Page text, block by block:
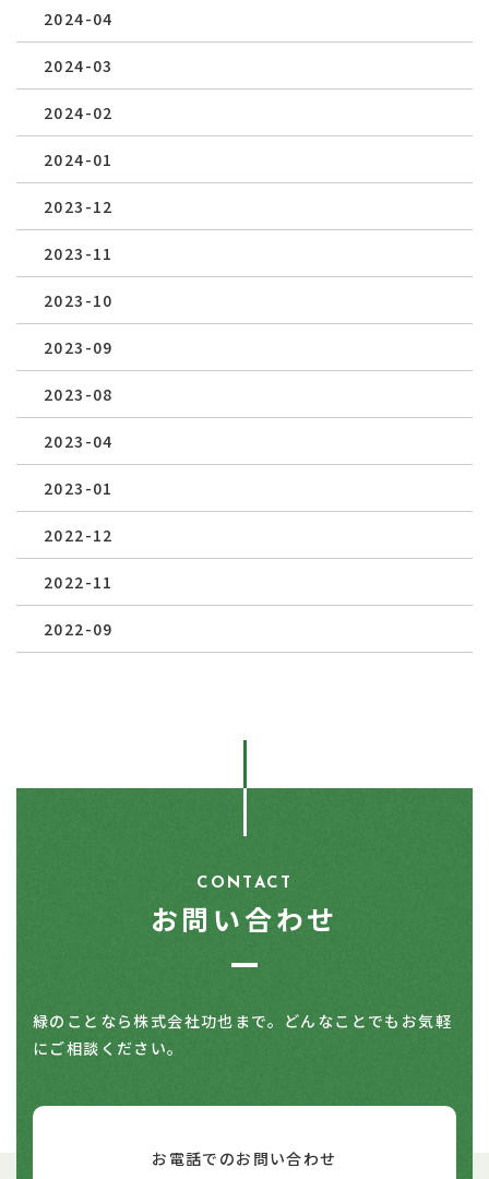
2024-04
2024-03
2024-02
2024-01
2023-12
2023-11
2023-10
2023-09
2023-08
2023-04
2023-01
2022-12
2022-11
2022-09
CONTACT
お問い合わせ
緑のことなら株式会社功也まで。どんなことでもお気軽
にご相談ください。
お電話でのお問い合わせ